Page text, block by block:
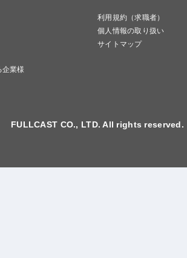
利用規約（求職者）
個人情報の取り扱い
サイトマップ
業様
FULLCAST CO., LTD. All rights reserved.